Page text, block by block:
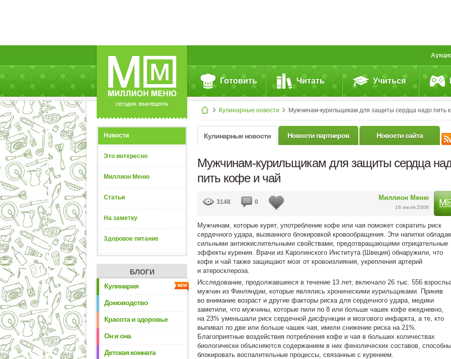
СЕГОДНЯ: 39142 РЕЦЕПТА
Готовить Читать Учиться
Кулинарные новости Мужчинам-курильщикам для защиты сердца надо пить кофе и&nbsp;чай
Новости
Это интересно
Миллион Меню
Статьи
На заметку
Здоровое питание
БЛОГИ
Кулинария
Домоводство
Красота и здоровье
Он и она
Детская комната
Кулинарные новости Новости партнеров Новости сайта
Мужчинам-курильщикам для защиты сердца
пить кофе и чай
Миллион Меню
16 июля 2008
3148 0
Мужчинам, которые курят, употребление кофе или чая поможет сократить риск
сердечного удара, вызванного блокировкой кровообращения. Эти напитки
сильными антиокислительными свойствами, предотвращающими отрицательные
эффекты курения. Врачи из Каролинского Института (Швеция) обнаружили, что
кофе и чай также защищают мозг от кровоизлияния, укрепления артерий
и атеросклероза.
Исследование, продолжавшееся в течение 13 лет, включало 26 тыс. 556
мужчин из Финляндии, которые являлись хроническими курильщиками. Приняв
во внимание возраст и другие факторы риска для сердечного удара, медики
заметили, что мужчины, которые пили по 8 или больше чашек кофе ежедневно,
на 23% уменьшали риск сердечной дисфункции и мозгового инфаркта, а те, кто
выпивал по две или больше чашек чая, имели снижение риска на 21%.
Благоприятные воздействия потребления кофе и чая в больших количествах
биологически объясняются содержанием в них фенолических составов,
блокировать воспалительные процессы, связанные с курением.